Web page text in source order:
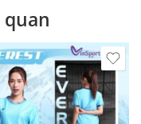
bóng,
(có